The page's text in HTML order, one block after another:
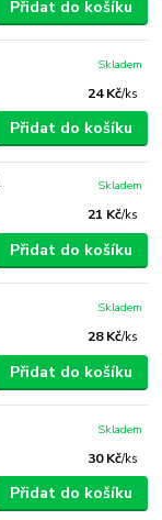
Přidat do košíku
24 Kč/ks
Skladem
Přidat do košíku
21 Kč/ks
Skladem
Přidat do košíku
28 Kč/ks
Skladem
Přidat do košíku
30 Kč/ks
Skladem
Přidat do košíku